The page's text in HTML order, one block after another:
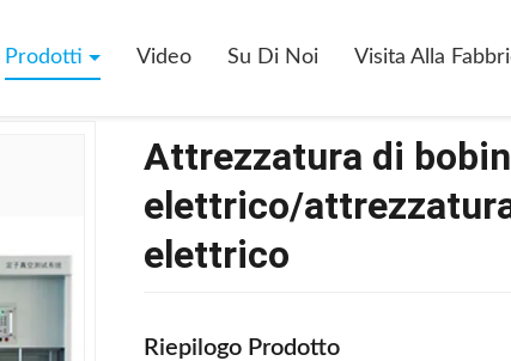
Prodotti Video Su Di Noi Visita Alla
Attrezzatura di
elettrico/
elettrico
Riepilogo Prodotto